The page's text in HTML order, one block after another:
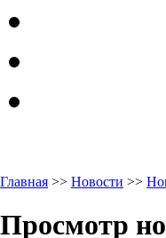
Главная >> Новости >>
Просмотр